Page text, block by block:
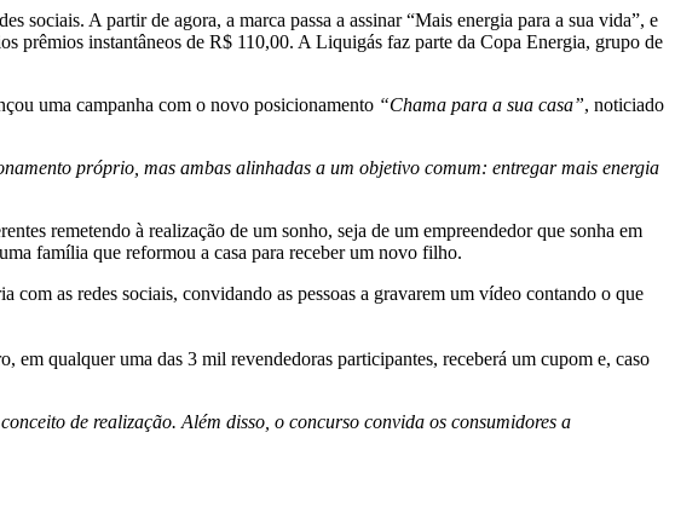
A partir de agora, a marca passa a assinar “Mais energia para a sua vida”, e
prêmios instantâneos de R$ 110,00. A Liquigás faz parte da Copa Energia, grupo de
uma campanha com o novo posicionamento “Chama para a sua casa”, noticiado
próprio, mas ambas alinhadas a um objetivo comum: entregar mais energia
remetendo à realização de um sonho, seja de um empreendedor que sonha em
família que reformou a casa para receber um novo filho.
as redes sociais, convidando as pessoas a gravarem um vídeo contando o que
qualquer uma das 3 mil revendedoras participantes, receberá um cupom e, caso
de realização. Além disso, o concurso convida os consumidores a